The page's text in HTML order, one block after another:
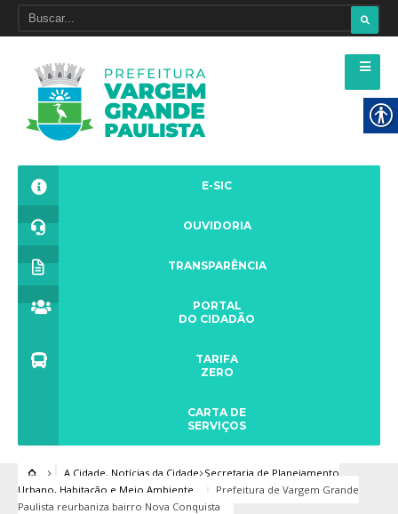
E-SIC
OUVIDORIA
TRANSPARÊNCIA
PORTAL
DO CIDADÃO
TARIFA
ZERO
CARTA DE
SERVIÇOS
A Cidade, Notícias da Cidade,Secretaria de Planejamento
Urbano, Habitação e Meio Ambiente
Prefeitura de Vargem Grande
Paulista reurbaniza bairro Nova Conquista